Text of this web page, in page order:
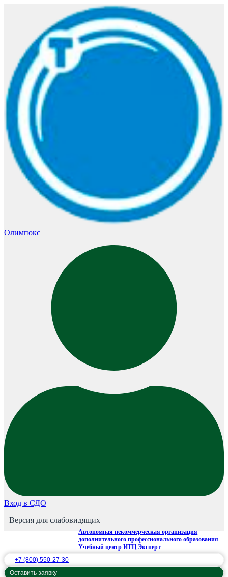
Олимпокс
Вход в СДО
Версия для слабовидящих
Автономная некоммерческая организация
дополнительного профессионального образования
Учебный центр ИТЦ Эксперт
+7 (800) 550-27-30
Оставить заявку